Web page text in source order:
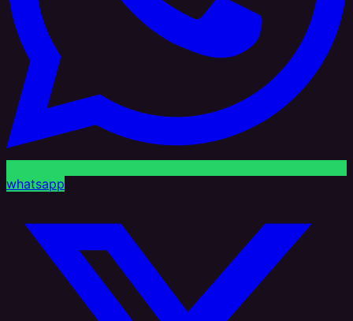
whatsapp